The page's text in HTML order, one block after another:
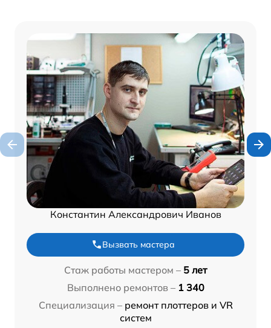
Константин Александрович Иванов
Вызвать мастера
Стаж работы мастером – 5 лет
Выполнено ремонтов – 1 340
Специализация – ремонт плоттеров и VR
систем